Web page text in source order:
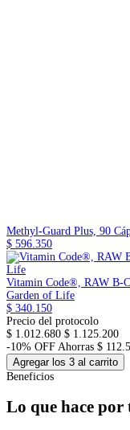
Methyl-Guard Plus, 90
$ 596.350
Vitamin Code®, RAW B-
Garden of Life
$ 340.150
Precio del protocolo
$ 1.012.680 $ 1.125.200
-10% OFF Ahorras $
Agregar los 3 al carrito
Beneficios
Lo que hace por